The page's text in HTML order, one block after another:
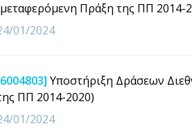
Πράξη της ΠΠ 2014-
01/2024
Υποστήριξη Δράσεων
ΠΠ 2014-2020)
01/2024